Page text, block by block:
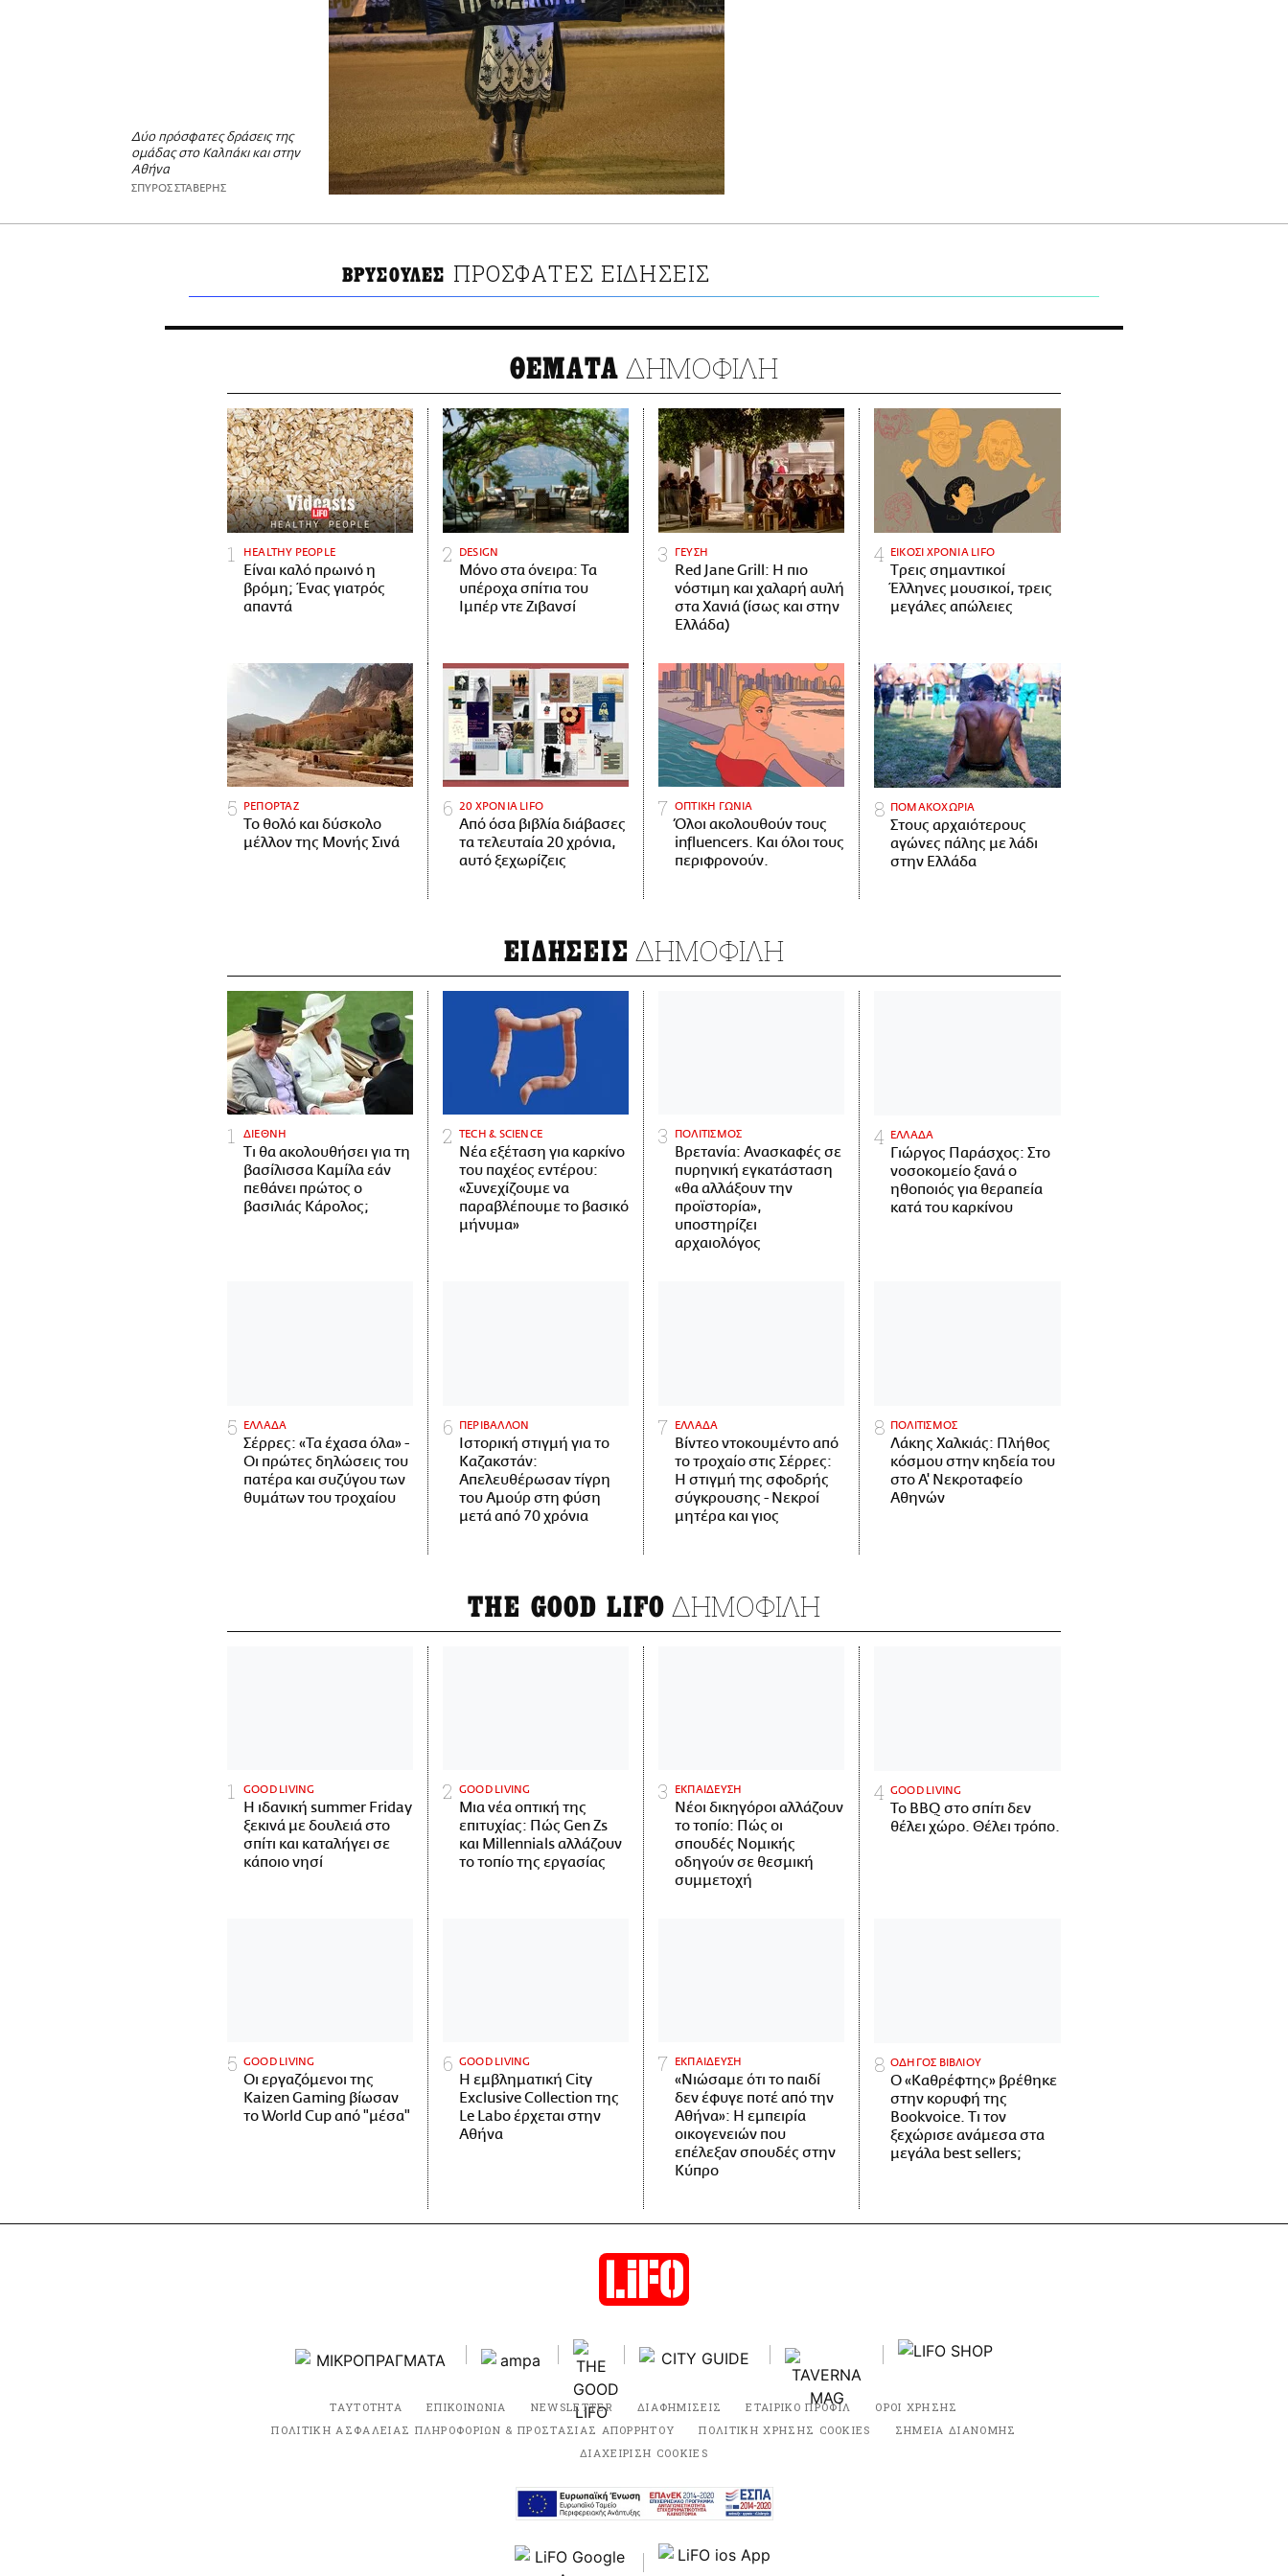
Δύο πρόσφατες δράσεις της
ομάδας στο Καλπάκι και στην
Αθήνα
ΣΠΥΡΟΣ ΣΤΑΒΕΡΗΣ
ΒΡΥΣΟΥΛΕΣ ΠΡΟΣΦΑΤΕΣ ΕΙΔΗΣΕΙΣ
ΘΕΜΑΤΑ ΔΗΜΟΦΙΛΗ
HEALTHY PEOPLE
Είναι καλό πρωινό η
βρόμη; Ένας γιατρός
απαντά
DESIGN
Μόνο στα όνειρα: Τα
υπέροχα σπίτια του
Ιμπέρ ντε Ζιβανσί
ΓΕΥΣΗ
Red Jane Grill: Η πιο
νόστιμη και χαλαρή αυλή
στα Χανιά (ίσως και στην
Ελλάδα)
ΕΙΚΟΣΙ ΧΡΟΝΙΑ LIFO
Tρεις σημαντικοί
Έλληνες μουσικοί, τρεις
μεγάλες απώλειες
ΡΕΠΟΡΤΑΖ
Το θολό και δύσκολο
μέλλον της Μονής Σινά
20 ΧΡΟΝΙΑ LIFO
Από όσα βιβλία διάβασες
τα τελευταία 20 χρόνια,
αυτό ξεχωρίζεις
ΟΠΤΙΚΗ ΓΩΝΙΑ
Όλοι ακολουθούν τους
influencers. Και όλοι τους
περιφρονούν.
ΠΟΜΑΚΟΧΩΡΙΑ
Στους αρχαιότερους
αγώνες πάλης με λάδι
στην Ελλάδα
ΕΙΔΗΣΕΙΣ ΔΗΜΟΦΙΛΗ
ΔΙΕΘΝΗ
Τι θα ακολουθήσει για τη
βασίλισσα Καμίλα εάν
πεθάνει πρώτος ο
βασιλιάς Κάρολος;
ΤECH & SCIENCE
Νέα εξέταση για καρκίνο
του παχέος εντέρου:
«Συνεχίζουμε να
παραβλέπουμε το βασικό
μήνυμα»
ΠΟΛΙΤΙΣΜΟΣ
Βρετανία: Ανασκαφές σε
πυρηνική εγκατάσταση
«θα αλλάξουν την
προϊστορία»,
υποστηρίζει
αρχαιολόγος
ΕΛΛΑΔΑ
Γιώργος Παράσχος: Στο
νοσοκομείο ξανά ο
ηθοποιός για θεραπεία
κατά του καρκίνου
ΕΛΛΑΔΑ
Σέρρες: «Τα έχασα όλα» -
Οι πρώτες δηλώσεις του
πατέρα και συζύγου των
θυμάτων του τροχαίου
ΠΕΡΙΒΑΛΛΟΝ
Ιστορική στιγμή για το
Καζακστάν:
Απελευθέρωσαν τίγρη
του Αμούρ στη φύση
μετά από 70 χρόνια
ΕΛΛΑΔΑ
Βίντεο ντοκουμέντο από
το τροχαίο στις Σέρρες:
Η στιγμή της σφοδρής
σύγκρουσης - Νεκροί
μητέρα και γιος
ΠΟΛΙΤΙΣΜΟΣ
Λάκης Χαλκιάς: Πλήθος
κόσμου στην κηδεία του
στο Α' Νεκροταφείο
Αθηνών
THE GOOD LIFO ΔΗΜΟΦΙΛΗ
GOOD LIVING
Η ιδανική summer Friday
ξεκινά με δουλειά στο
σπίτι και καταλήγει σε
κάποιο νησί
GOOD LIVING
Μια νέα οπτική της
επιτυχίας: Πώς Gen Zs
και Millennials αλλάζουν
το τοπίο της εργασίας
ΕΚΠΑΙΔΕΥΣΗ
Νέοι δικηγόροι αλλάζουν
το τοπίο: Πώς οι
σπουδές Νομικής
οδηγούν σε θεσμική
συμμετοχή
GOOD LIVING
Το BBQ στο σπίτι δεν
θέλει χώρο. Θέλει τρόπο.
GOOD LIVING
Οι εργαζόμενοι της
Kaizen Gaming βίωσαν
το World Cup από "μέσα"
GOOD LIVING
Η εμβληματική City
Exclusive Collection της
Le Labo έρχεται στην
Αθήνα
ΕΚΠΑΙΔΕΥΣΗ
«Νιώσαμε ότι το παιδί
δεν έφυγε ποτέ από την
Αθήνα»: Η εμπειρία
οικογενειών που
επέλεξαν σπουδές στην
Κύπρο
ΟΔΗΓΟΣ ΒΙΒΛΙΟΥ
Ο «Καθρέφτης» βρέθηκε
στην κορυφή της
Bookvoice. Τι τον
ξεχώρισε ανάμεσα στα
μεγάλα best sellers;
ΤΑΥΤΟΤΗΤΑ ΕΠΙΚΟΙΝΩΝΙΑ NEWSLETTER ΔΙΑΦΗΜΙΣΕΙΣ ΕΤΑΙΡΙΚΟ ΠΡΟΦΙΛ
ΟΡΟΙ ΧΡΗΣΗΣ
ΠΟΛΙΤΙΚΗ ΑΣΦΑΛΕΙΑΣ ΠΛΗΡΟΦΟΡΙΩΝ & ΠΡΟΣΤΑΣΙΑΣ ΑΠΟΡΡΗΤΟΥ
ΠΟΛΙΤΙΚΗ ΧΡΗΣΗΣ COOKIES
ΣΗΜΕΙΑ ΔΙΑΝΟΜΗΣ
ΔΙΑΧΕΙΡΙΣΗ COOKIES